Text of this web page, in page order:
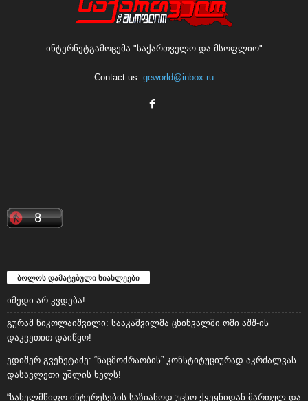
ინტერნეტგამოცემა "საქართველო და მსოფლიო"
Contact us: geworld@inbox.ru
ბოლოს დამატებული სიახლეები
იმედი არ კვდება!
გურამ ნიკოლაიშვილი: სააკაშვილმა ცხინვალში ომი აშშ-ის
დაკვეთით დაიწყო!
ედიშერ გვენეტაძე: “ნაცმოძრაობის” კონსტიტუციურად აკრძალვას
დასავლეთი უშლის ხელს!
“სახელმწიფო ინტერესების საზიანოდ უცხო ქვეყნიდან მართულ და